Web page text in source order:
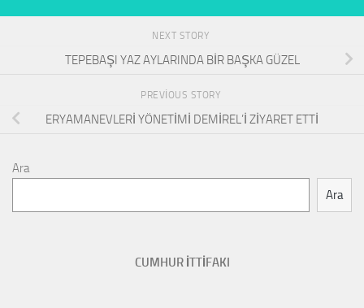
NEXT STORY
TEPEBAŞI YAZ AYLARINDA BİR BAŞKA GÜZEL
PREVIOUS STORY
ERYAMANEVLERİ YÖNETİMİ DEMİREL’İ ZİYARET ETTİ
Ara
Ara
CUMHUR İTTİFAKI